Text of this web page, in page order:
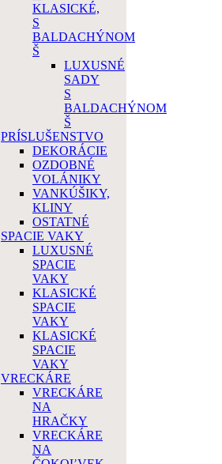
KLASICKÉ,
S
BALDACHÝNOM
Š
LUXUSNÉ
SADY
S
BALDACHÝNOM
Š
PRÍSLUŠENSTVO
DEKORÁCIE
OZDOBNÉ
VOLÁNIKY
VANKÚŠIKY,
KLINY
OSTATNÉ
SPACIE VAKY
LUXUSNÉ
SPACIE
VAKY
KLASICKÉ
SPACIE
VAKY
KLASICKÉ
SPACIE
VAKY
VRECKÁRE
VRECKÁRE
NA
HRAČKY
VRECKÁRE
NA